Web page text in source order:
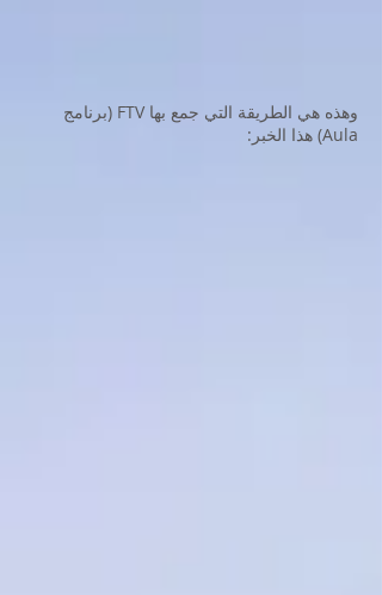
وهذه هي الطريقة التي جمع بها FTV (برنامج
Aula) هذا الخبر: